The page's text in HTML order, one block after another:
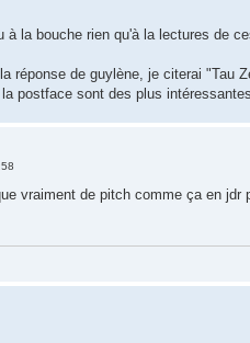
la bouche rien qu'à la lectures de
réponse de guylène, je citerai "Tau
postface sont des plus
vraiment de pitch comme ça en